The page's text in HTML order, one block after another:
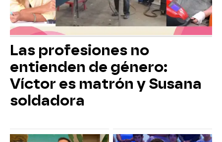
Las profesiones no
entienden de género:
Víctor es matrón y Susana
soldadora